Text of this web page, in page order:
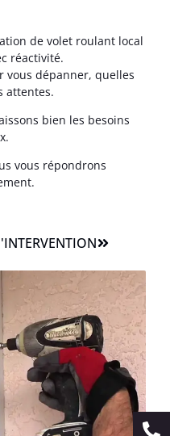
de volet roulant local
réactivité.
vous dépanner, quelles
attentes.
bien les besoins
vous répondrons